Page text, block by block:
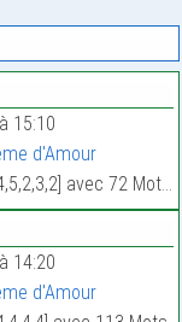
15:10
d'Amour
avec 72 Mots.
14:20
d'Amour